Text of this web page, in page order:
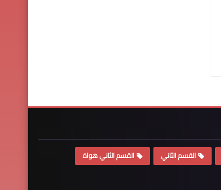
القسم الثاني القسم الثاني هواة